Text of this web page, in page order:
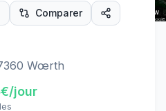
Street View
Comparer
Wœrth
€/jour